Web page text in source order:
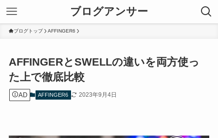
ブログアンサー
ブログトップ AFFINGER6
AFFINGERとSWELLの違いを両方使っ
た上で徹底比較
AD AFFINGER6 2023年9月4日